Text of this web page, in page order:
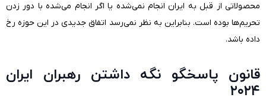
محصولاتی از قبل به ایران انجام نمی‌شده یا اگر انجام می‌شده با دور زدن
تحریم‌ها بوده است. بنابراین به نظر نمی‌رسد اتفاق جدیدی در این حوزه رخ
داده باشد.
قانون پاسخگو نگه داشتن رهبران ایران
۲۰۲۴